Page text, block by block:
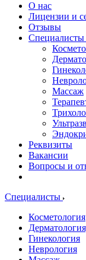
О нас
Лицензии и
Отзывы
Специалисты
Массаж
Реквизиты
Вакансии
Вопросы и
Специалисты
Косметология
Гинекология
Неврология